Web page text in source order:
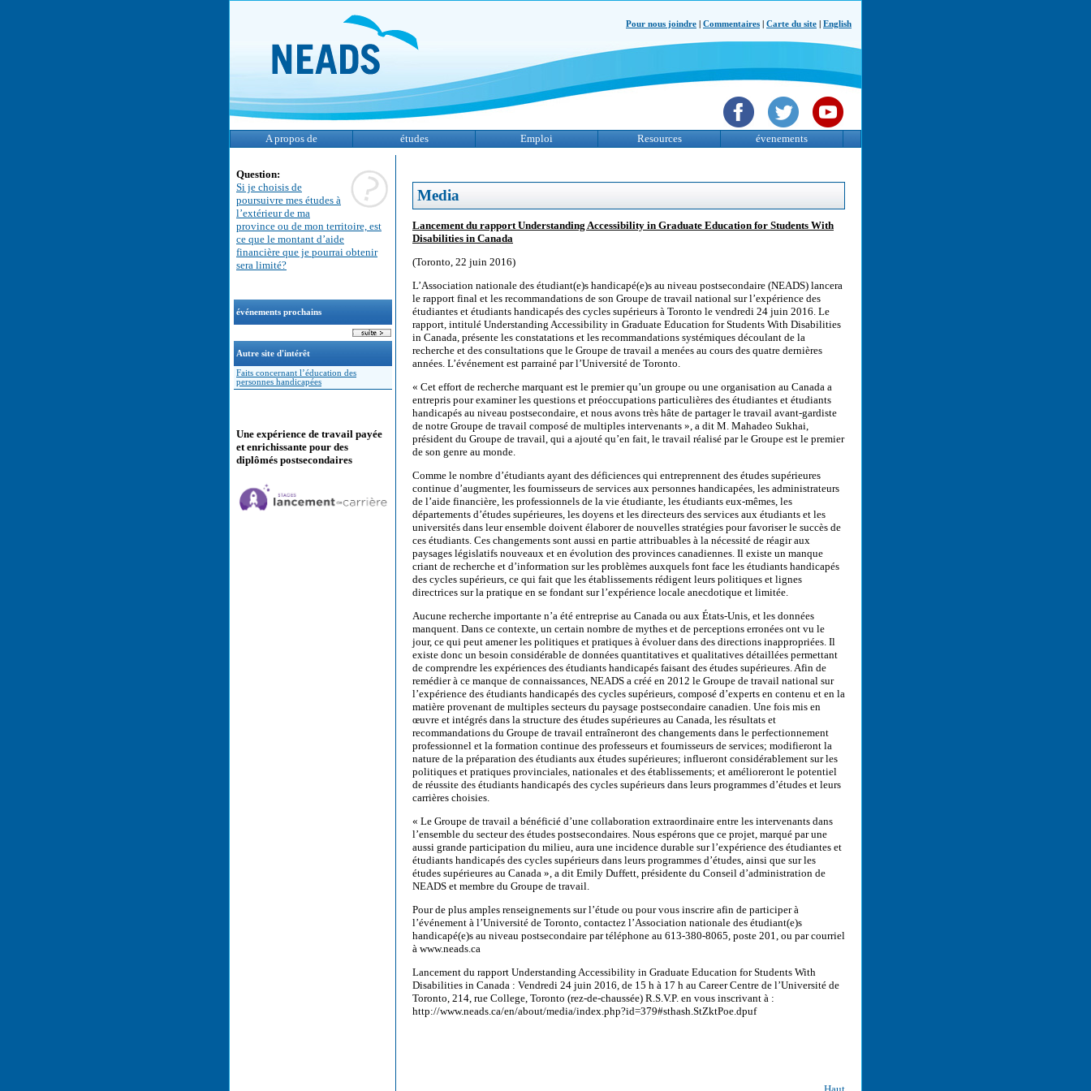
Pour nous joindre Commentaires Carte du site English
A propos de études Emploi Resources évenements
Question:
Si je choisis de
poursuivre mes études à
l’extérieur de ma
province ou de mon territoire, est
ce que le montant d’aide
financière que je pourrai obtenir
sera limité?
événements prochains
Autre site d'intérêt
Faits concernant l’éducation des
personnes handicapées
Une expérience de travail payée
et enrichissante pour des
diplômés postsecondaires
Media
Lancement du rapport Understanding Accessibility in Graduate Education for Students With
Disabilities in Canada
(Toronto, 22 juin 2016)
L’Association nationale des étudiant(e)s handicapé(e)s au niveau postsecondaire (NEADS) lancera
le rapport final et les recommandations de son Groupe de travail national sur l’expérience des
étudiantes et étudiants handicapés des cycles supérieurs à Toronto le vendredi 24 juin 2016. Le
rapport, intitulé Understanding Accessibility in Graduate Education for Students With Disabilities
in Canada, présente les constatations et les recommandations systémiques découlant de la
recherche et des consultations que le Groupe de travail a menées au cours des quatre dernières
années. L’événement est parrainé par l’Université de Toronto.
« Cet effort de recherche marquant est le premier qu’un groupe ou une organisation au Canada a
entrepris pour examiner les questions et préoccupations particulières des étudiantes et étudiants
handicapés au niveau postsecondaire, et nous avons très hâte de partager le travail avant-gardiste
de notre Groupe de travail composé de multiples intervenants », a dit M. Mahadeo Sukhai,
président du Groupe de travail, qui a ajouté qu’en fait, le travail réalisé par le Groupe est le premier
de son genre au monde.
Comme le nombre d’étudiants ayant des déficiences qui entreprennent des études supérieures
continue d’augmenter, les fournisseurs de services aux personnes handicapées, les administrateurs
de l’aide financière, les professionnels de la vie étudiante, les étudiants eux-mêmes, les
départements d’études supérieures, les doyens et les directeurs des services aux étudiants et les
universités dans leur ensemble doivent élaborer de nouvelles stratégies pour favoriser le succès de
ces étudiants. Ces changements sont aussi en partie attribuables à la nécessité de réagir aux
paysages législatifs nouveaux et en évolution des provinces canadiennes. Il existe un manque
criant de recherche et d’information sur les problèmes auxquels font face les étudiants handicapés
des cycles supérieurs, ce qui fait que les établissements rédigent leurs politiques et lignes
directrices sur la pratique en se fondant sur l’expérience locale anecdotique et limitée.
Aucune recherche importante n’a été entreprise au Canada ou aux États-Unis, et les données
manquent. Dans ce contexte, un certain nombre de mythes et de perceptions erronées ont vu le
jour, ce qui peut amener les politiques et pratiques à évoluer dans des directions inappropriées. Il
existe donc un besoin considérable de données quantitatives et qualitatives détaillées permettant
de comprendre les expériences des étudiants handicapés faisant des études supérieures. Afin de
remédier à ce manque de connaissances, NEADS a créé en 2012 le Groupe de travail national sur
l’expérience des étudiants handicapés des cycles supérieurs, composé d’experts en contenu et en la
matière provenant de multiples secteurs du paysage postsecondaire canadien. Une fois mis en
œuvre et intégrés dans la structure des études supérieures au Canada, les résultats et
recommandations du Groupe de travail entraîneront des changements dans le perfectionnement
professionnel et la formation continue des professeurs et fournisseurs de services; modifieront la
nature de la préparation des étudiants aux études supérieures; influeront considérablement sur les
politiques et pratiques provinciales, nationales et des établissements; et amélioreront le potentiel
de réussite des étudiants handicapés des cycles supérieurs dans leurs programmes d’études et leurs
carrières choisies.
« Le Groupe de travail a bénéficié d’une collaboration extraordinaire entre les intervenants dans
l’ensemble du secteur des études postsecondaires. Nous espérons que ce projet, marqué par une
aussi grande participation du milieu, aura une incidence durable sur l’expérience des étudiantes et
étudiants handicapés des cycles supérieurs dans leurs programmes d’études, ainsi que sur les
études supérieures au Canada », a dit Emily Duffett, présidente du Conseil d’administration de
NEADS et membre du Groupe de travail.
Pour de plus amples renseignements sur l’étude ou pour vous inscrire afin de participer à
l’événement à l’Université de Toronto, contactez l’Association nationale des étudiant(e)s
handicapé(e)s au niveau postsecondaire par téléphone au 613-380-8065, poste 201, ou par courriel
à www.neads.ca
Lancement du rapport Understanding Accessibility in Graduate Education for Students With
Disabilities in Canada : Vendredi 24 juin 2016, de 15 h à 17 h au Career Centre de l’Université de
Toronto, 214, rue College, Toronto (rez-de-chaussée) R.S.V.P. en vous inscrivant à :
http://www.neads.ca/en/about/media/index.php?id=379#sthash.StZktPoe.dpuf